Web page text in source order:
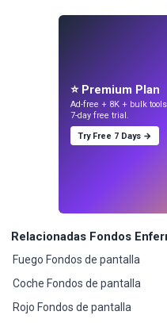
⭐ Premium Plan
Ad-free + 8K + bulk
7-day free trial.
Try Free 7 Days →
Relacionadas Fondos
Fuego Fondos de pantalla
Coche Fondos de pantalla
Rojo Fondos de pantalla